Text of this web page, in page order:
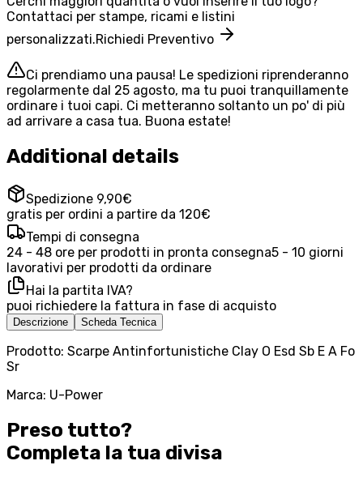
Contattaci per stampe, ricami e listini
personalizzati.Richiedi Preventivo
Ci prendiamo una pausa! Le spedizioni riprenderanno
regolarmente dal 25 agosto, ma tu puoi tranquillamente
ordinare i tuoi capi. Ci metteranno soltanto un po' di più
ad arrivare a casa tua. Buona estate!
Additional details
Spedizione 9,90€
gratis per ordini a partire da 120€
Tempi di consegna
24 - 48 ore per prodotti in pronta consegna5 - 10 giorni
lavorativi per prodotti da ordinare
Hai la partita IVA?
puoi richiedere la fattura in fase di acquisto
Descrizione Scheda Tecnica
Prodotto: Scarpe Antinfortunistiche Clay O Esd Sb E A Fo
Sr
Marca: U-Power
Preso tutto?
Completa la tua divisa